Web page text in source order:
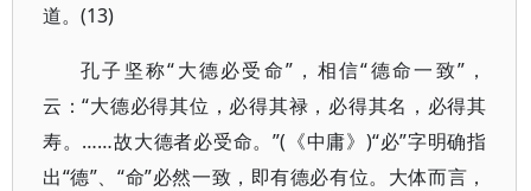
道。(13)
孔子坚称“大德必受命”，相信“德命一致”，
云：“大德必得其位，必得其禄，必得其名，必得其
寿。……故大德者必受命。”(《中庸》)“必”字明确指
出“德”、“命”必然一致，即有德必有位。大体而言，